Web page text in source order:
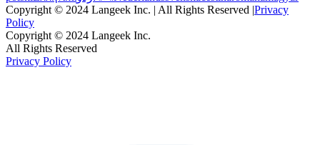
Copyright © 2024 Langeek Inc. | All Rights Reserved |Privacy
Policy
Copyright © 2024 Langeek Inc.
All Rights Reserved
Privacy Policy